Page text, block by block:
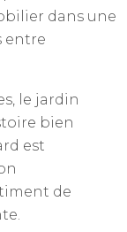
dans une
entre
le jardin
bien
est
de